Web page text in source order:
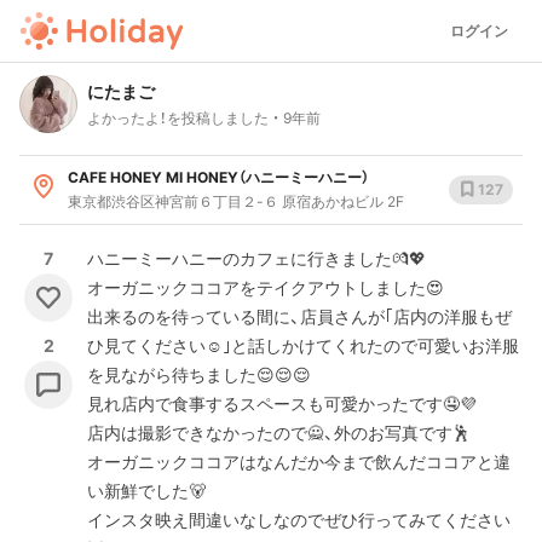
ログイン
にたまご
よかったよ！を投稿しました 9年前
CAFE HONEY MI HONEY（ハニーミーハニー）
東京都渋谷区神宮前６丁目２-６ 原宿あかねビル 2F
127
7
2
ハニーミーハニーのカフェに行きました💏💖
オーガニックココアをテイクアウトしました😍
出来るのを待っている間に、店員さんが｢店内の洋服もぜ
ひ見てください☺️｣と話しかけてくれたので可愛いお洋服
を見ながら待ちました😌😌😌
見れ店内で食事するスペースも可愛かったです🤤💜
店内は撮影できなかったので🙅、外のお写真です🕺
オーガニックココアはなんだか今まで飲んだココアと違
い新鮮でした🐻
インスタ映え間違いなしなのでぜひ行ってみてください